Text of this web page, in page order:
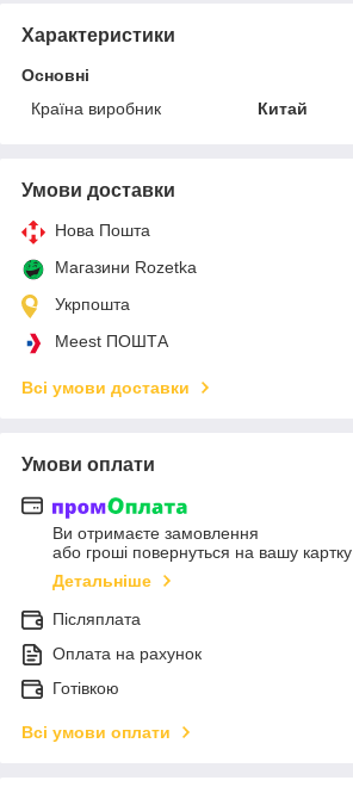
Характеристики
Основні
Країна виробник
Китай
Умови доставки
Нова Пошта
Магазини Rozetka
Укрпошта
Meest ПОШТА
Всі умови доставки
Умови оплати
Ви отримаєте замовлення
або гроші повернуться на вашу картку
Детальніше
Післяплата
Оплата на рахунок
Готівкою
Всі умови оплати